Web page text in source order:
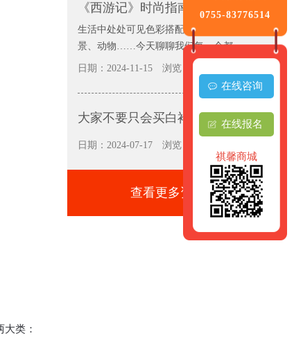
类：
《西游记》时尚指南：师徒四人的服装配色日常穿搭也很美
生活中处处可见色彩搭配，大自然、城市街
景、动物……今天聊聊我们每一个都...
日期：2024-11-15 浏览：11502
大家不要只会买白衬衫呀
日期：2024-07-17 浏览：6260
查看更多资讯+
0755-83776514
在线咨询
在线报名
祺馨商城